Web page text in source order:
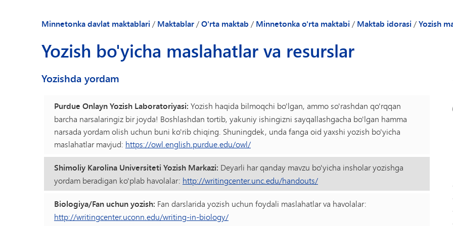
Kundalik e'lonlar (yangi oynada/yorliqda ochiladi)
Peachjar - Maktab varaqlari (yangi oynada/yorliqda ochiladi)
Xodimlar katalogi
Maslahatchilar
O'rta maktabdan keyingi rejalashtirish
Transkriptlar
MHS tomonidan yetkazib
Schoology baholar kitobi
Bursar
Media
Yozish
Minnetonka davlat maktablari / Maktablar/O'rta maktab / Minnetonka o'rta maktabi / Maktab idorasi /Yozish
Yozish bo'yicha maslahatlar va resurslar
Yozishda yordam
Purdue Onlayn Yozish Laboratoriyasi: Yozish haqida bilmoqchi bo'lgan, ammo so'rashdan qo'rqqan
barcha narsalaringiz bir joyda! Boshlashdan tortib, yakuniy ishingizni sayqallashgacha bo'lgan hamma
narsada yordam olish uchun buni ko'rib chiqing. Shuningdek, unda fanga oid yaxshi yozish bo'yicha
maslahatlar mavjud: https://owl.english.purdue.edu/owl/
Shimoliy Karolina Universiteti Yozish Markazi: Deyarli har qanday mavzu bo'yicha insholar yozishga
yordam beradigan ko'plab havolalar: http://writingcenter.unc.edu/handouts/
Biologiya/Fan uchun yozish: Fan darslarida yozish uchun foydali maslahatlar va havolalar:
http://writingcenter.uconn.edu/writing-in-biology/